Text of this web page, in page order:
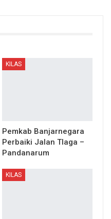
KILAS
Pemkab Banjarnegara
Perbaiki Jalan Tlaga –
Pandanarum
KILAS